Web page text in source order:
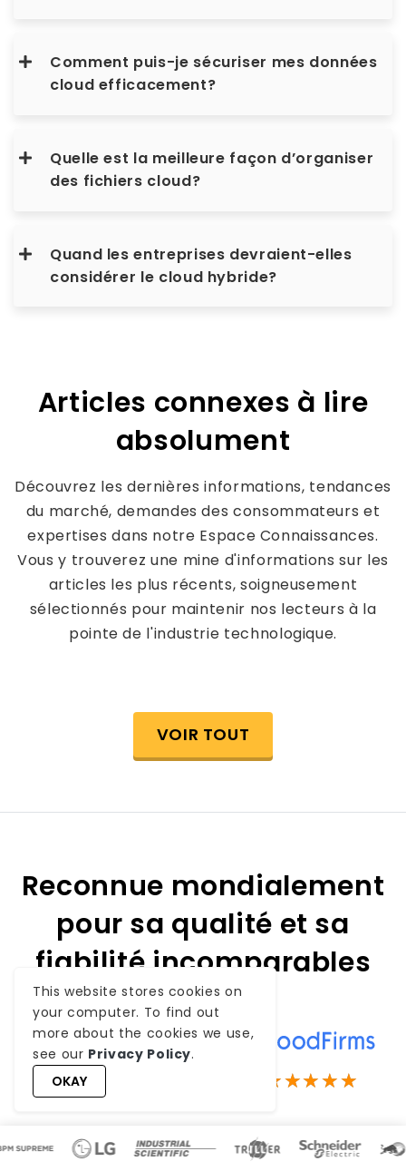
Comment puis-je sécuriser mes données
cloud efficacement?
Quelle est la meilleure façon d’organiser
des fichiers cloud?
Quand les entreprises devraient-elles
considérer le cloud hybride?
Articles connexes à lire
absolument
Découvrez les dernières informations, tendances
du marché, demandes des consommateurs et
expertises dans notre Espace Connaissances.
Vous y trouverez une mine d'informations sur les
articles les plus récents, soigneusement
sélectionnés pour maintenir nos lecteurs à la
pointe de l'industrie technologique.
VOIR TOUT
Reconnue mondialement
pour sa qualité et sa
fiabilité incomparables
4.8
This website stores cookies on
your computer. To find out
more about the cookies we use,
see our Privacy Policy.
OKAY